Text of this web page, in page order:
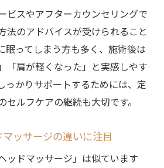
ビスやアフターカウンセリングで
法のアドバイスが受けられること
眠ってしまう方も多く、施術後は
「肩が軽くなった」と実感しやす
っかりサポートするためには、定
ルフケアの継続も大切です。
ッサージの違いに注目
ッドマッサージ」は似ています